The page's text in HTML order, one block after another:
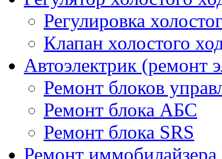
Регулировка
Клапан холостого
Автоэлектрик (ремонт
Ремонт блоков
Ремонт блока АБС
Ремонт блока SRS
Ремонт